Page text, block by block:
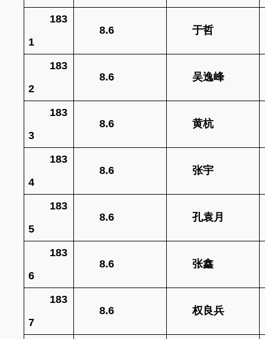
183
1
8.6 于哲
183
2
8.6 吴逸峰
183
3
8.6 黄杭
183
4
8.6 张宇
183
5
8.6 孔袁月
183
6
8.6 张鑫
183
7
8.6 权良兵